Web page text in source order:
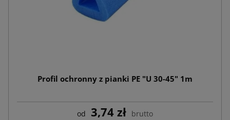
Profil ochronny z pianki PE "U 30-45" 1m
od 3,74 zł brutto